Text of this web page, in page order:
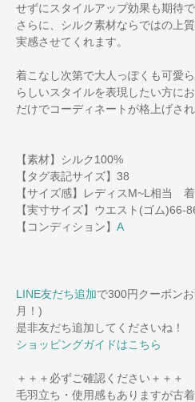
せずにスタイルアップ効果も期待で
さらに、シルク素材ならではの上
実感させてくれます。
着こなし次第で大人っぽくも可愛
らしいスタイルを表現したい方に
だけでコーディネートが格上げさ
【素材】シルク100%
【タグ表記サイズ】38
【サイズ感】レディスM~L相当
【実寸サイズ】ウエスト(ゴム
【コンディション】 A
LINE友だち追加で300円クーポン
月！)
是非友だち追加してくださいね！
ショッピングガイドはこちら
＋＋＋必ずご確認ください＋＋＋
毛羽立ち・使用感もありますが古